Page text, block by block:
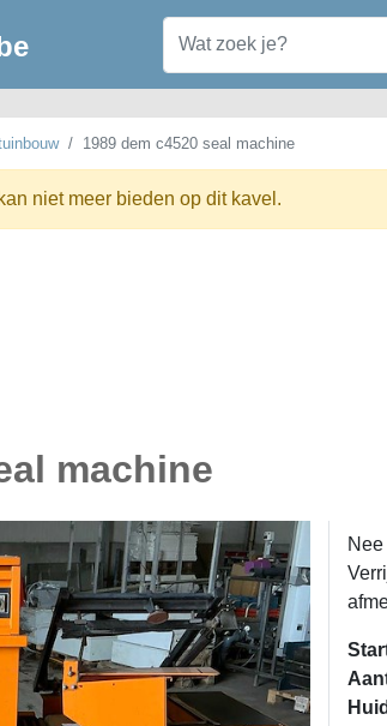
1989 dem c4520 seal machine
niet meer bieden op dit kavel.
machine